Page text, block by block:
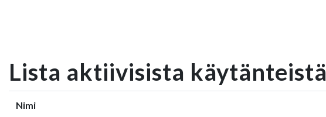
Lista aktiivisista käytänteistä
Nimi